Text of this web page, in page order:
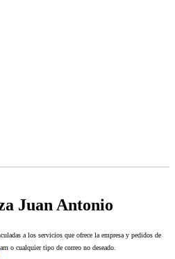
Juan Antonio
a los servicios que ofrece la empresa y pedidos de
o cualquier tipo de correo no deseado.